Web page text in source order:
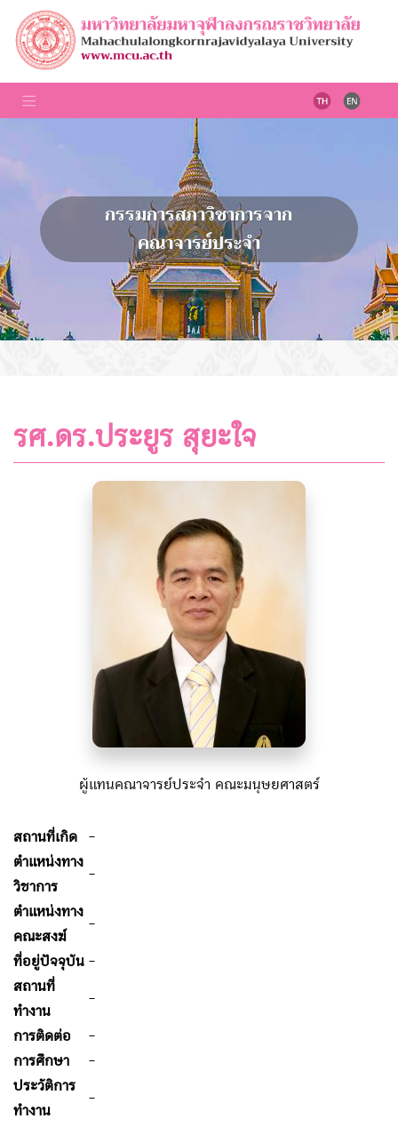
กรรมการสภาวิชาการจาก
คณาจารย์ประจำ
รศ.ดร.ประยูร สุยะใจ
ผู้แทนคณาจารย์ประจำ คณะมนุษยศาสตร์
สถานที่เกิด
-
ตำแหน่งทาง
วิชาการ
-
ตำแหน่งทาง
คณะสงฆ์
-
ที่อยู่ปัจจุบัน -
สถานที่
ทำงาน
-
การติดต่อ
-
การศึกษา
-
ประวัติการ
ทำงาน
-